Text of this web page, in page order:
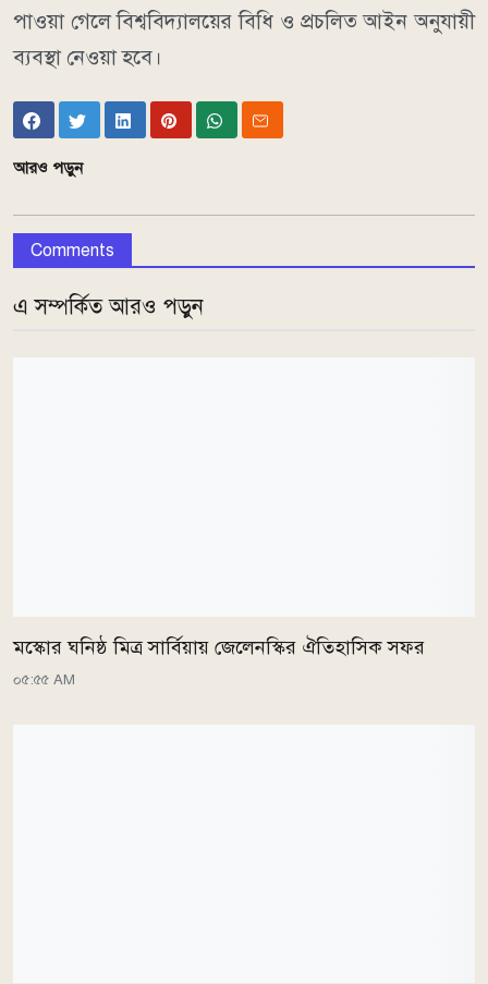
পাওয়া গেলে বিশ্ববিদ্যালয়ের বিধি ও প্রচলিত আইন অনুযায়ী
ব্যবস্থা নেওয়া হবে।
আরও পড়ুন
Comments
এ সম্পর্কিত আরও পড়ুন
মস্কোর ঘনিষ্ঠ মিত্র সার্বিয়ায় জেলেনস্কির ঐতিহাসিক সফর
০৫:৫৫ AM